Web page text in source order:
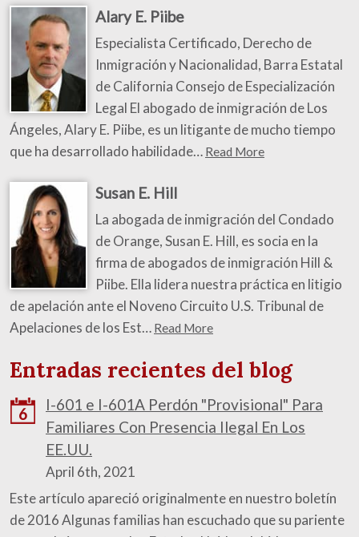
Alary E. Piibe
Especialista Certificado, Derecho de
Inmigración y Nacionalidad, Barra Estatal
de California Consejo de Especialización
Legal El abogado de inmigración de Los
Ángeles, Alary E. Piibe, es un litigante de mucho tiempo
que ha desarrollado habilidade… Read More
Susan E. Hill
La abogada de inmigración del Condado
de Orange, Susan E. Hill, es socia en la
firma de abogados de inmigración Hill &
Piibe. Ella lidera nuestra práctica en litigio
de apelación ante el Noveno Circuito U.S. Tribunal de
Apelaciones de los Est… Read More
Entradas recientes del blog
6
I-601 e I-601A Perdón "Provisional" Para
Familiares Con Presencia Ilegal En Los
EE.UU.
April 6th, 2021
Este artículo apareció originalmente en nuestro boletín
de 2016 Algunas familias han escuchado que su pariente